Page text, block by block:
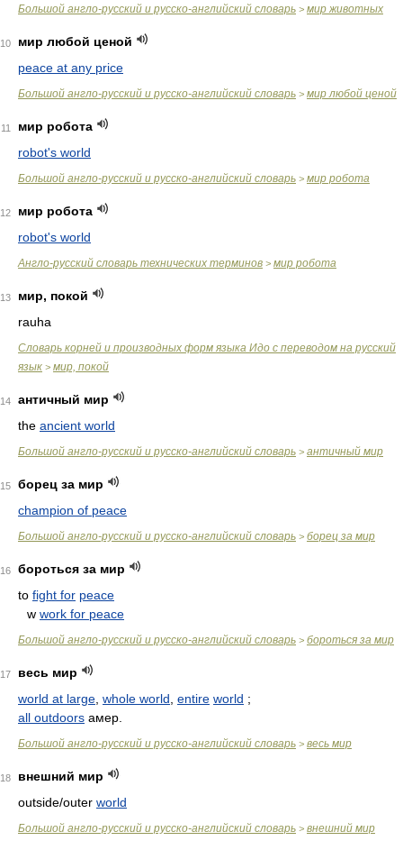
Большой англо-русский и русско-английский словарь > мир животных
10
мир любой ценой
peace at any price
Большой англо-русский и русско-английский словарь > мир любой ценой
11
мир робота
robot's world
Большой англо-русский и русско-английский словарь > мир робота
12
мир робота
robot's world
Англо-русский словарь технических терминов > мир робота
13
мир, покой
rauha
Словарь корней и производных форм языка Идо с переводом на русский
язык > мир, покой
14
античный мир
the ancient world
Большой англо-русский и русско-английский словарь > античный мир
15
борец за мир
champion of peace
Большой англо-русский и русско-английский словарь > борец за мир
16
бороться за мир
to fight for peace
w work for peace
Большой англо-русский и русско-английский словарь > бороться за мир
17
весь мир
world at large whole world entire world ;
all outdoors амер.
Большой англо-русский и русско-английский словарь > весь мир
18
внешний мир
outside/outer world
Большой англо-русский и русско-английский словарь > внешний мир